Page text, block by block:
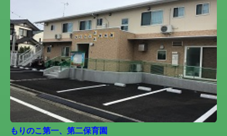
もりのこ第一、第二保育園